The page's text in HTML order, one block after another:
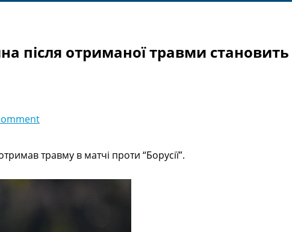
після отриманої травми
травму в матчі проти “Борусії”.